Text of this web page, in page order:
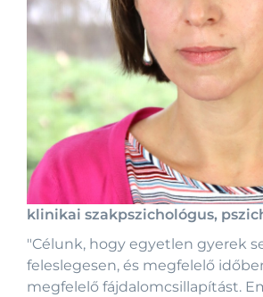
klinikai szakpszichológus,
"Célunk, hogy egyetlen gyerek
feleslegesen, és megfelelő
megfelelő fájdalomcsillapítást.